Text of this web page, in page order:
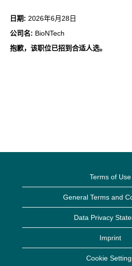
日期: 2026年6月28日
公司名: BioNTech
抱歉，该职位已招到合适人选。
Terms of Use
General Terms and
Data Privacy
Imprint
Cookie